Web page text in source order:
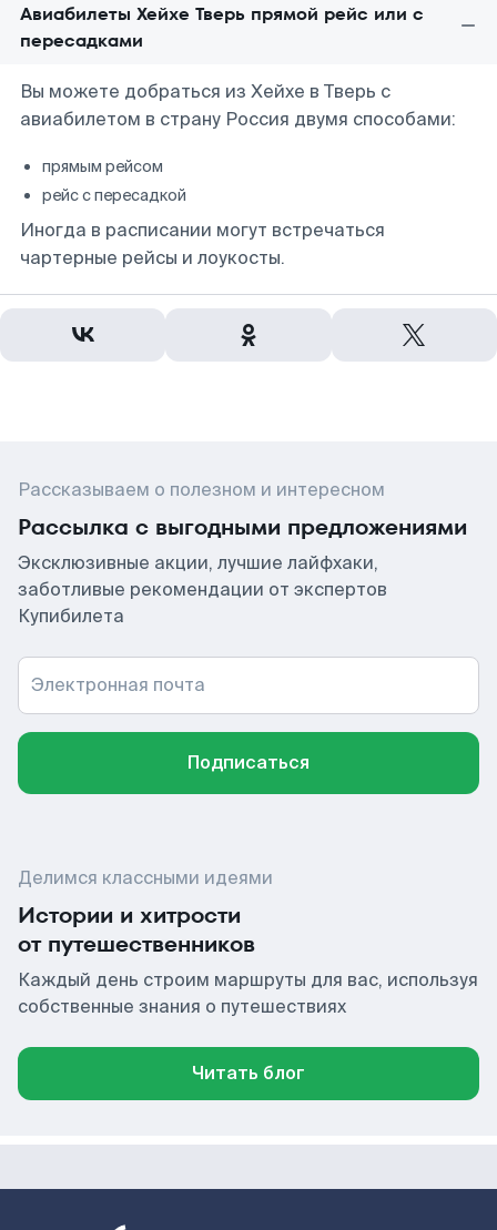
Авиабилеты Хейхе Тверь прямой рейс или с
пересадками
Вы можете добраться из Хейхе в Тверь с
авиабилетом в страну Россия двумя способами:
прямым рейсом
рейс с пересадкой
Иногда в расписании могут встречаться
чартерные рейсы и лоукосты.
Рассказываем о полезном и интересном
Рассылка с выгодными предложениями
Эксклюзивные акции, лучшие лайфхаки,
заботливые рекомендации от экспертов
Купибилета
Электронная почта
Подписаться
Делимся классными идеями
Истории и хитрости
от путешественников
Каждый день строим маршруты для вас, используя
собственные знания о путешествиях
Читать блог